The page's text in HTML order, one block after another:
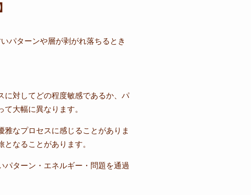
パターンや層が剥がれ落ちるとき
に対してどの程度敏感であるか、パ
大幅に異なります。
なプロセスに感じることがありま
なることがあります。
パターン・エネルギー・問題を通過